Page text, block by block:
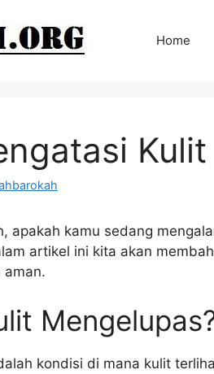
Home
apakah kamu sedang
artikel ini kita akan
aman.
kondisi di mana kulit